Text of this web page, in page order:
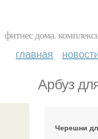
фитнес дома.
главная
Арбуз
Черешни